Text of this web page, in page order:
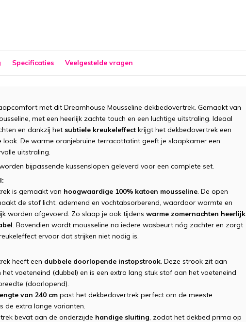
Specificaties Veelgestelde vragen
met dit Dreamhouse Mousseline dekbedovertrek. Gemaakt van
met een heerlijk zachte touch en een luchtige uitstraling. Ideaal
en dankzij het subtiele kreukeleffect krijgt het dekbedovertrek een
look. De warme oranjebruine terracottatint geeft je slaapkamer een
uitstraling.
bijpassende kussenslopen geleverd voor een complete set.
is gemaakt van hoogwaardige 100% katoen mousseline . De open
de stof licht, ademend en vochtabsorberend, waardoor warmte en
worden afgevoerd. Zo slaap je ook tijdens warme zomernachten heerlijk
. Bovendien wordt mousseline na iedere wasbeurt nóg zachter en zorgt
ervoor dat strijken niet nodig is.
heeft een dubbele doorlopende instopstrook . Deze strook zit aan
het voeteneind (dubbel) en is een extra lang stuk stof aan het voeteneind
(doorlopend).
van 240 cm past het dekbedovertrek perfect om de meeste
de extra lange varianten.
bevat aan de onderzijde handige sluiting , zodat het dekbed prima op